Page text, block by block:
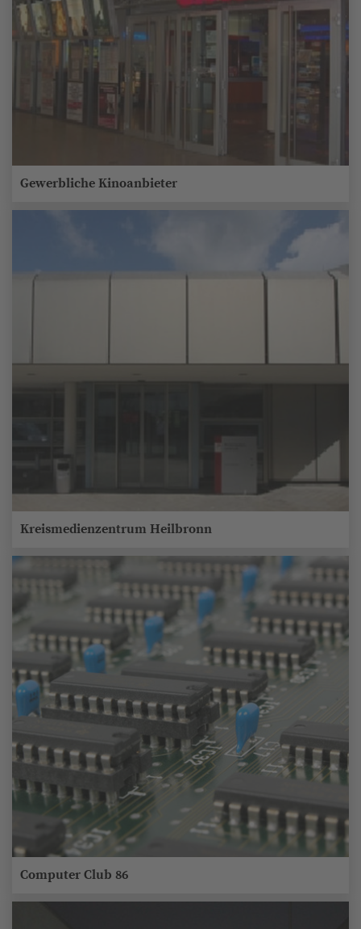
Gewerbliche Kinoanbieter
Kreismedienzentrum Heilbronn
Computer Club 86